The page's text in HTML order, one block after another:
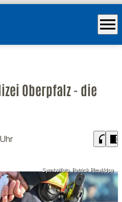
menu
Oberpfalz - die
headphones chrome_reader_mode
Symbolfoto: Patrick Pleul/dpa